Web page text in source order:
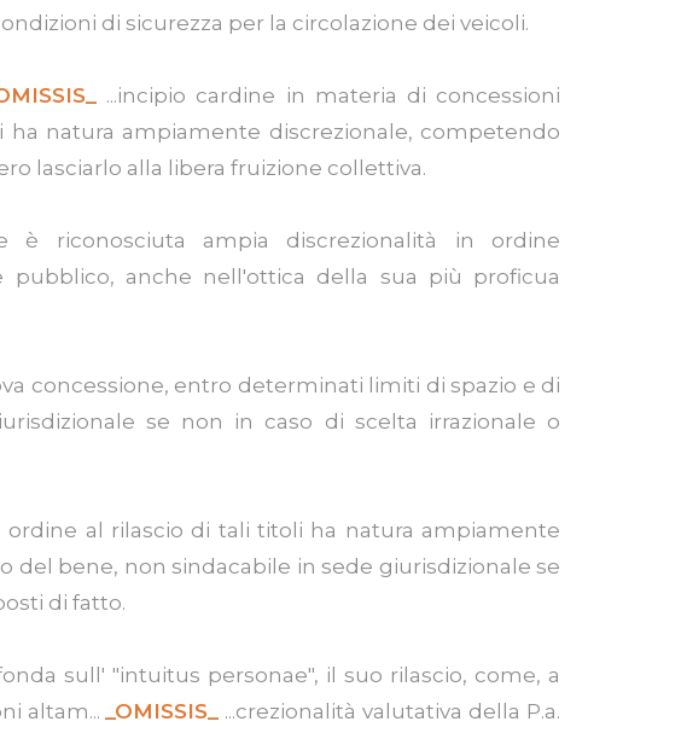
di sicurezza per la circolazione dei veicoli.
...incipio cardine in materia di concessioni
natura ampiamente discrezionale, competendo
lasciarlo alla libera fruizione collettiva.
è riconosciuta ampia discrezionalità in ordine
anche nell'ottica della sua più proficua
concessione, entro determinati limiti di spazio e di
se non in caso di scelta irrazionale o
al rilascio di tali titoli ha natura ampiamente
bene, non sindacabile in sede giurisdizionale se
di fatto.
sull' "intuitus personae", il suo rilascio, come, a
altam...
_OMISSIS_ ...crezionalità valutativa della P.a.